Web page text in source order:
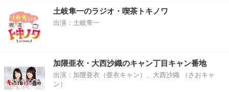
土岐隼一のラジオ・喫茶トキノワ
出演：土岐隼一
加隈亜衣・大西沙織のキャン丁目キャン番地
出演：加隈亜衣（亜衣キャン）、大西沙織 （さおキャ
ン）